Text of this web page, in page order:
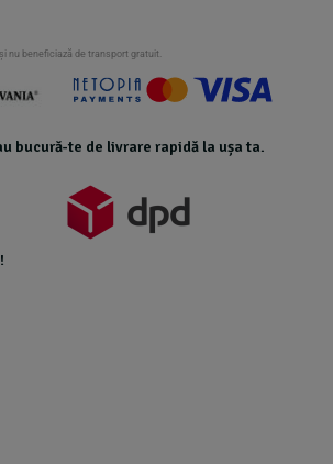
nu beneficiază de transport gratuit.
bucură-te de livrare rapidă la ușa ta.